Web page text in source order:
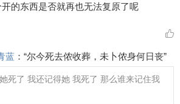
的东西是否就再也无法复原了呢
蓝 ： “尔今死去侬收葬，未卜侬身何日丧”
她死了 我还记得她 我死了 那么谁来记住我